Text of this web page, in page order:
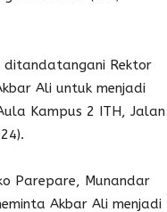
ditandatangani Rektor
Ali untuk menjadi
Kampus 2 ITH, Jalan
Parepare, Munandar
Akbar Ali menjadi